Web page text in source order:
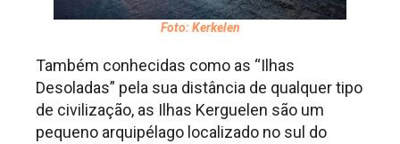
Foto: Kerkelen
Também conhecidas como as “Ilhas
Desoladas” pela sua distância de qualquer tipo
de civilização, as Ilhas Kerguelen são um
pequeno arquipélago localizado no sul do